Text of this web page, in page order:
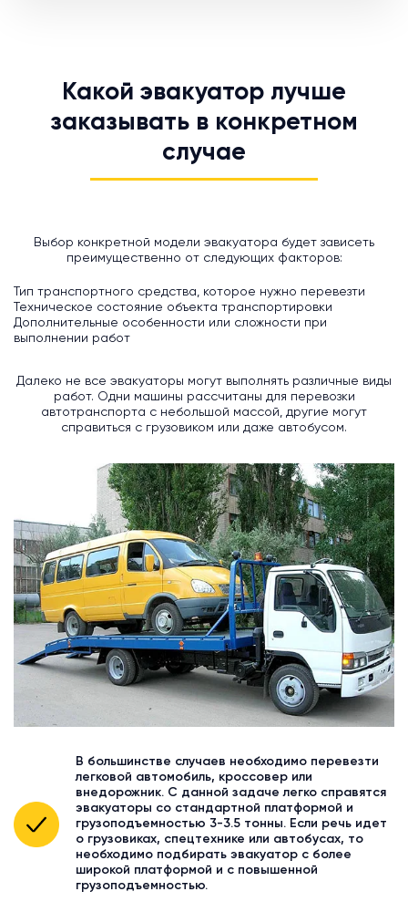
Какой эвакуатор лучше
заказывать в конкретном
случае
Выбор конкретной модели эвакуатора будет зависеть
преимущественно от следующих факторов:
Тип транспортного средства, которое нужно перевезти
Техническое состояние объекта транспортировки
Дополнительные особенности или сложности при
выполнении работ
Далеко не все эвакуаторы могут выполнять различные виды
работ. Одни машины рассчитаны для перевозки
автотранспорта с небольшой массой, другие могут
справиться с грузовиком или даже автобусом.
В большинстве случаев необходимо перевезти
легковой автомобиль, кроссовер или
внедорожник. С данной задаче легко справятся
эвакуаторы со стандартной платформой и
грузоподъемностью 3-3.5 тонны. Если речь идет
о грузовиках, спецтехнике или автобусах, то
необходимо подбирать эвакуатор с более
широкой платформой и с повышенной
грузоподъемностью.